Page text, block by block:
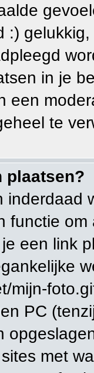
:)
in je
een
te
plaatsen?
inderdaad
functie
een link
mijn-
PC
met